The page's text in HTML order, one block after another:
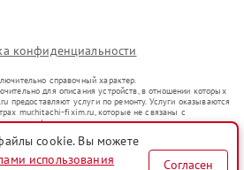
конфиденциальности
справочный характер.
для описания устройств, в отношении которых
услуги по ремонту. Услуги оказываются
mur.hitachi-fixim.ru, которые не связаны с
или их официальными представителями.
уже введенных в гражданский оборот в соответствии
цели индивидуализации услуг или введения
для информирования о предоставляемых услугах по
cookie. Вы можете
использования Согласен